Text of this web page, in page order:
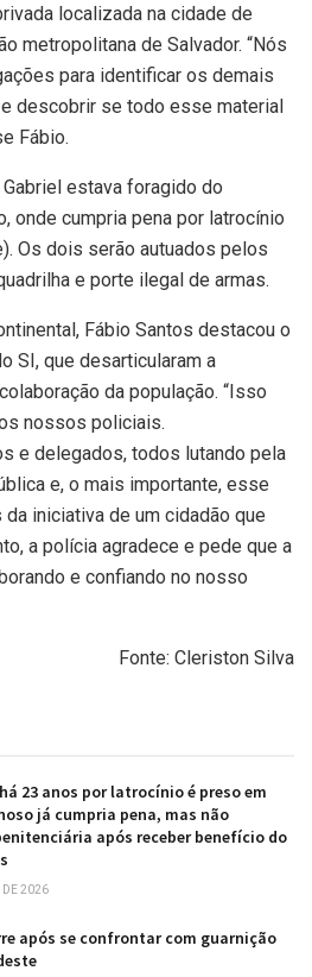
localizada na cidade de
metropolitana de Salvador. “Nós
para identificar os demais
descobrir se todo esse material
Fábio.
estava foragido do
onde cumpria pena por latrocínio
Os dois serão autuados pelos
e porte ilegal de armas.
Fábio Santos destacou o
SI, que desarticularam a
da população. “Isso
nossos policiais.
e delegados, todos lutando pela
e, o mais importante, esse
iniciativa de um cidadão que
a polícia agradece e pede que a
e confiando no nosso
Fonte: Cleriston Silva
23 anos por latrocínio é preso em
já cumpria pena, mas não
após receber benefício do
DE 2026
após se confrontar com guarnição